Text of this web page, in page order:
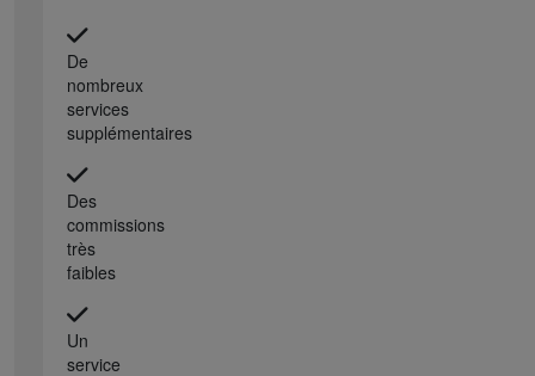
De
nombreux
services
supplémentaires
Des
commissions
très
faibles
Un
service